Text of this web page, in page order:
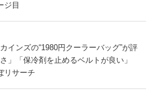
ジ目
インズの“1980円クーラーバッグ”が評
「保冷剤を止めるベルトが良い」
リサーチ